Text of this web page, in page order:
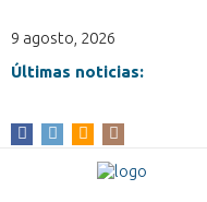
9 agosto, 2026
Últimas noticias: